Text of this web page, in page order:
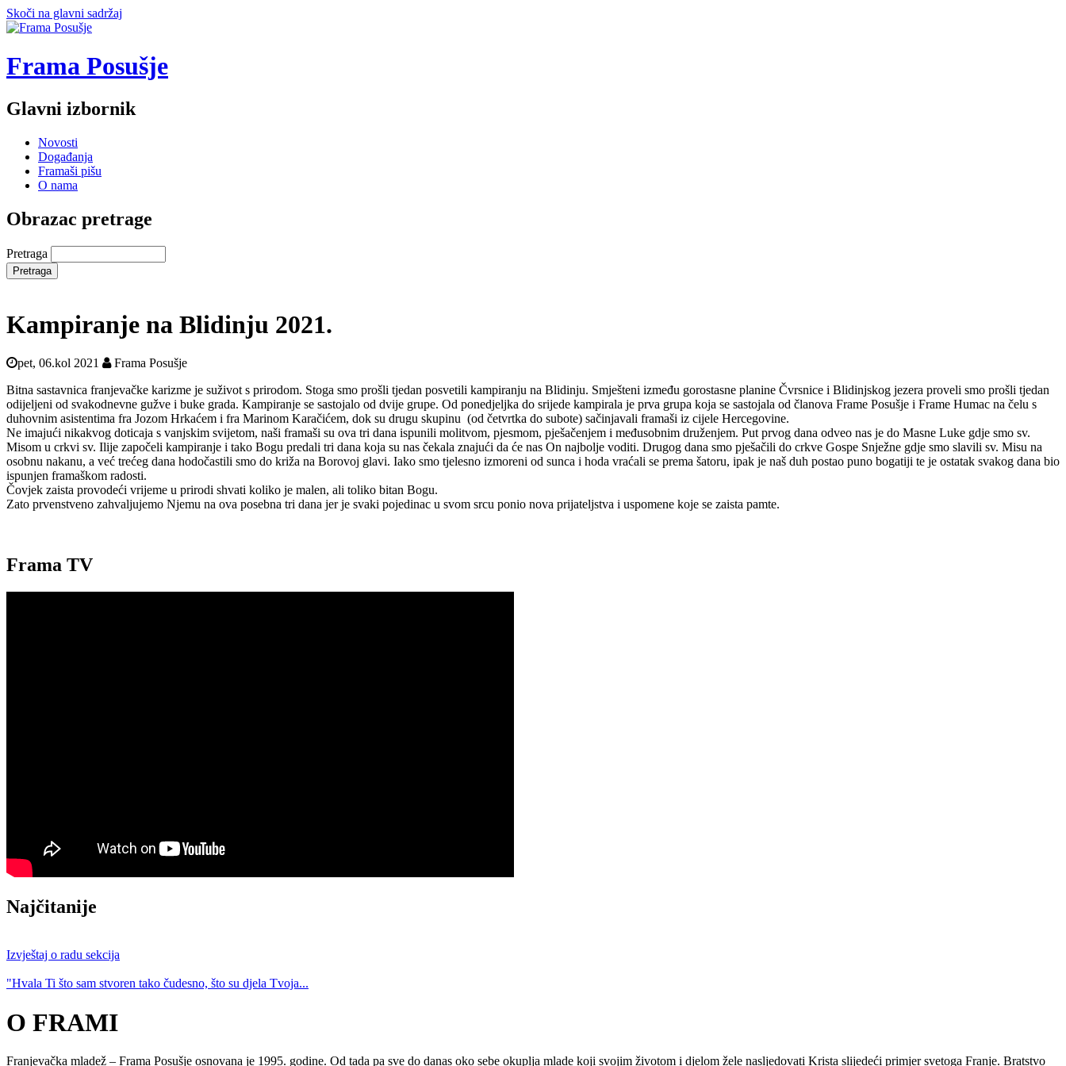
Skoči na glavni sadržaj
Frama Posušje
Glavni izbornik
Novosti
Događanja
Framaši pišu
O nama
Obrazac pretrage
Pretraga
Kampiranje na Blidinju 2021.
pet, 06.kol 2021
Frama Posušje
Bitna sastavnica franjevačke karizme je suživot s prirodom. Stoga smo prošli tjedan posvetili kampiranju na Blidinju. Smješteni između gorostasne planine Čvrsnice i Blidinjskog jezera proveli smo prošli tjedan
odijeljeni od svakodnevne gužve i buke grada. Kampiranje se sastojalo od dvije grupe. Od ponedjeljka do srijede kampirala je prva grupa koja se sastojala od članova Frame Posušje i Frame Humac na čelu s
duhovnim asistentima fra Jozom Hrkaćem i fra Marinom Karačićem, dok su drugu skupinu (od četvrtka do subote) sačinjavali framaši iz cijele Hercegovine.
Ne imajući nikakvog doticaja s vanjskim svijetom, naši framaši su ova tri dana ispunili molitvom, pjesmom, pješačenjem i međusobnim druženjem. Put prvog dana odveo nas je do Masne Luke gdje smo sv.
Misom u crkvi sv. Ilije započeli kampiranje i tako Bogu predali tri dana koja su nas čekala znajući da će nas On najbolje voditi. Drugog dana smo pješačili do crkve Gospe Snježne gdje smo slavili sv. Misu na
osobnu nakanu, a već trećeg dana hodočastili smo do križa na Borovoj glavi. Iako smo tjelesno izmoreni od sunca i hoda vraćali se prema šatoru, ipak je naš duh postao puno bogatiji te je ostatak svakog dana bio
ispunjen framaškom radosti.
Čovjek zaista provodeći vrijeme u prirodi shvati koliko je malen, ali toliko bitan Bogu.
Zato prvenstveno zahvaljujemo Njemu na ova posebna tri dana jer je svaki pojedinac u svom srcu ponio nova prijateljstva i uspomene koje se zaista pamte.
Frama TV
Najčitanije
Izvještaj o radu sekcija
"Hvala Ti što sam stvoren tako čudesno, što su djela Tvoja...
O FRAMI
Franjevačka mladež – Frama Posušje osnovana je 1995. godine. Od tada pa sve do danas oko sebe okuplja mlade koji svojim životom i djelom žele nasljedovati Krista slijedeći primjer svetoga Franje. Bratstvo